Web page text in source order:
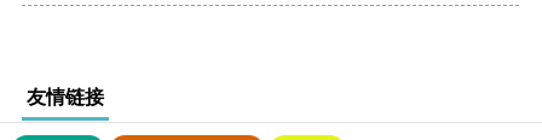
友情链接